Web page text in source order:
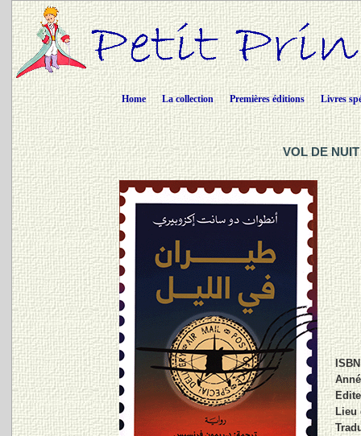
Home La collection Premières éditions Livres
VOL DE
Lieu